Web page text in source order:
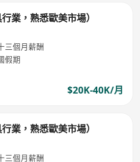
業，熟悉歐美市場）
三個月薪酬
假期
$20K-40K/月
業，熟悉歐美市場）
三個月薪酬